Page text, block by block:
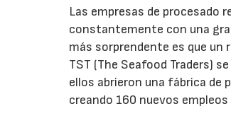
Las empresas de procesado
constantemente con una
más sorprendente es que un
TST (The Seafood Traders)
ellos abrieron una fábrica de
creando 160 nuevos